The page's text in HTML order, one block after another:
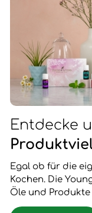
Entdecke
Egal ob für die
Kochen. Die
Öle und Produkte